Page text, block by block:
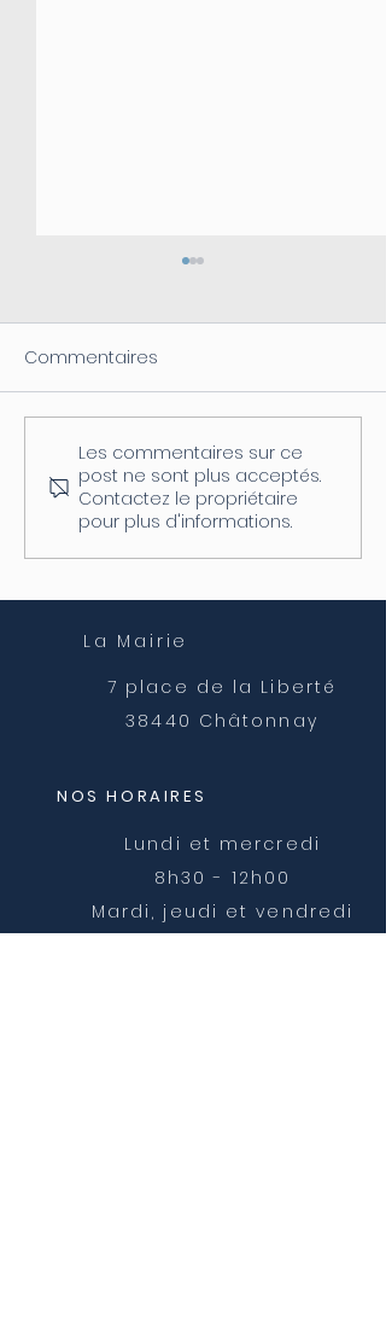
Coupure d'électricité le
04/08
Commentaires
Les commentaires sur ce
post ne sont plus acceptés.
Contactez le propriétaire
pour plus d'informations.
La Mairie
7 place de la Liberté
38440 Châtonnay
NOS HORAIRES
Lundi et mercredi
8h30 - 12h00
Mardi, jeudi et vendredi